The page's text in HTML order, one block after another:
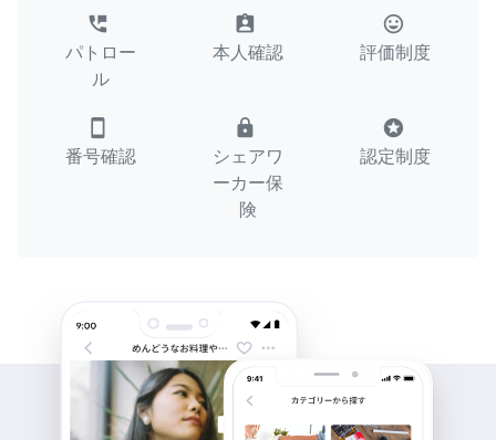
perm_phone_msg
パトロー
ル
assignment_ind
本人確認
tag_faces
評価制度
smartphone
番号確認
lock
シェアワ
ーカー保
険
stars
認定制度